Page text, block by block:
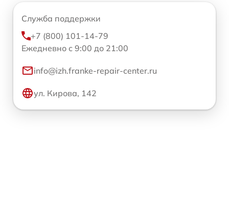
Служба поддержки
+7 (800) 101-14-79
Ежедневно с 9:00 до 21:00
info@izh.franke-repair-center.ru
ул. Кирова, 142